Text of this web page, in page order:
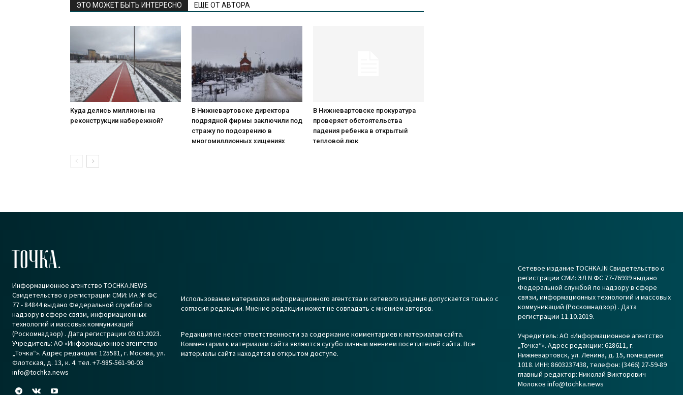
ЭТО МОЖЕТ БЫТЬ ИНТЕРЕСНО ЕЩЕ ОТ АВТОРА
Куда делись миллионы на
реконструкции набережной?
В Нижневартовске директора
подрядной фирмы заключили под
стражу по подозрению в
многомиллионных хищениях
В Нижневартовске прокуратура
проверяет обстоятельства
падения ребенка в открытый
тепловой люк
ТОЧКА.
Информационное агентство TOCHKA.NEWS
Свидетельство о регистрации СМИ: ИА № ФС
77 - 84844 выдано Федеральной службой по
надзору в сфере связи, информационных
технологий и массовых коммуникаций
(Роскомнадзор) . Дата регистрации 03.03.2023.
Учредитель: АО «Информационное агентство
„Точка“». Адрес редакции: 125581, г. Москва, ул.
Флотская, д. 13, к. 4. тел. +7-985-561-90-03
info@tochka.news
Использование материалов информационного агентства и сетевого издания допускается только с
согласия редакции. Мнение редакции может не совпадать с мнением авторов.
Редакция не несет ответственности за содержание комментариев к материалам сайта.
Комментарии к материалам сайта являются сугубо личным мнением посетителей сайта. Все
материалы сайта находятся в открытом доступе.
Сетевое издание TOCHKA.IN Свидетельство о
регистрации СМИ: ЭЛ N ФС 77-76939 выдано
Федеральной службой по надзору в сфере
связи, информационных технологий и массовых
коммуникаций (Роскомнадзор) . Дата
регистрации 11.10.2019.
Учредитель: АО «Информационное агентство
„Точка“». Адрес редакции: 628611, г.
Нижневартовск, ул. Ленина, д. 15, помещение
1018. ИНН: 8603237438, телефон: (3466) 27-59-89
главный редактор: Николай Викторович
Молоков info@tochka.news